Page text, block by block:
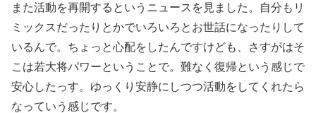
また活動を再開するというニュースを見ました。自分もリ
ミックスだったりとかでいろいろとお世話になったりして
いるんで。ちょっと心配をしたんですけども、さすがはそ
こは若大将パワーということで。難なく復帰という感じで
安心したっす。ゆっくり安静にしつつ活動をしてくれたら
なっていう感じです。